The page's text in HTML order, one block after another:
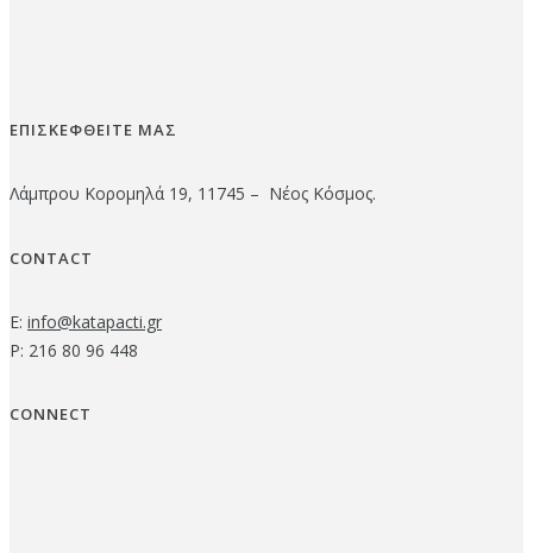
ΕΠΙΣΚΕΦΘΕΙΤΕ ΜΑΣ
Λάμπρου Κορομηλά 19, 11745 – Νέος Κόσμος.
CONTACT
E: info@katapacti.gr
P: 216 80 96 448
CONNECT